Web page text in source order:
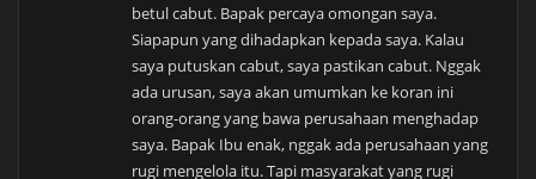
betul cabut. Bapak percaya omongan saya.
Siapapun yang dihadapkan kepada saya. Kalau
saya putuskan cabut, saya pastikan cabut. Nggak
ada urusan, saya akan umumkan ke koran ini
orang-orang yang bawa perusahaan menghadap
saya. Bapak Ibu enak, nggak ada perusahaan yang
rugi mengelola itu. Tapi masyarakat yang rugi